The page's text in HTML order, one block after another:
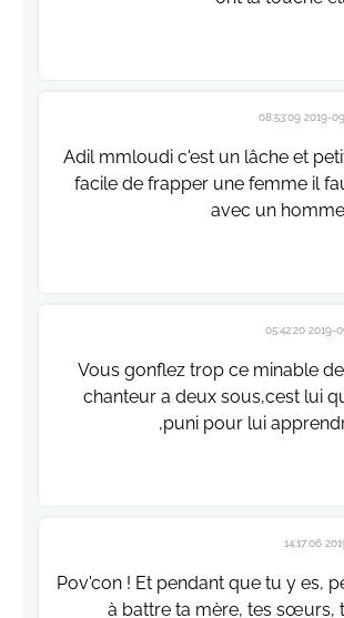
2019-09-19
Adil mmloudi c'est un lâche et
facile de frapper une femme il
avec un
2019-09-19
Vous gonflez trop ce minable
chanteur a deux sous,cest lui
puni pour lui
2019-
Pov'con ! Et pendant que tu y es,
à battre ta mère, tes sœurs,